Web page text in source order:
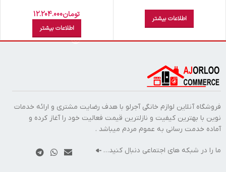
اطلاعات بیشتر تومان12.204.000
اطلاعات بیشتر
فروشگاه آنلاین لوازم خانگی آجرلو با هدف رضایت مشتری و ارائه خدمات
نوین با بهترین کیفیت و نازلترین قیمت فعالیت خود را آغاز کرده و
آماده خدمت رسانی به عموم مردم میباشد .
ما را در شبکه های اجتماعی دنبال کنید…